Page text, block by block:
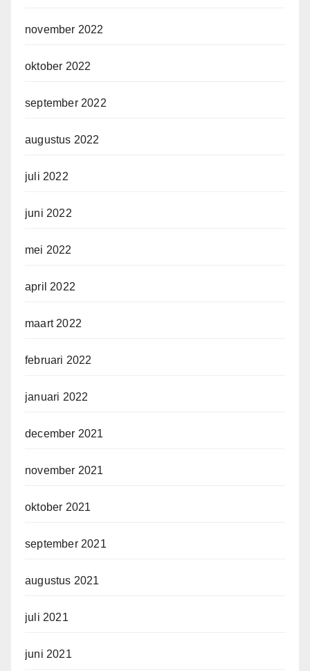
november 2022
oktober 2022
september 2022
augustus 2022
juli 2022
juni 2022
mei 2022
april 2022
maart 2022
februari 2022
januari 2022
december 2021
november 2021
oktober 2021
september 2021
augustus 2021
juli 2021
juni 2021